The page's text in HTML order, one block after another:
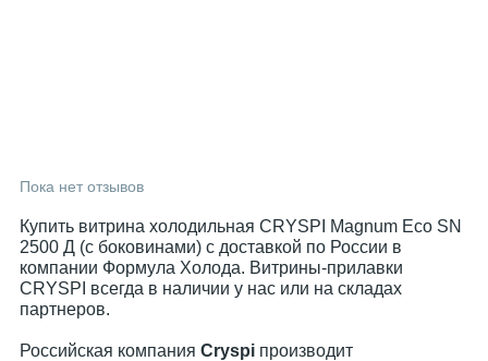
Пока нет отзывов
Купить витрина холодильная CRYSPI Magnum Eco SN
2500 Д (с боковинами) с доставкой по России в
компании Формула Холода. Витрины-прилавки
CRYSPI всегда в наличии у нас или на складах
партнеров.
Российская компания Cryspi производит